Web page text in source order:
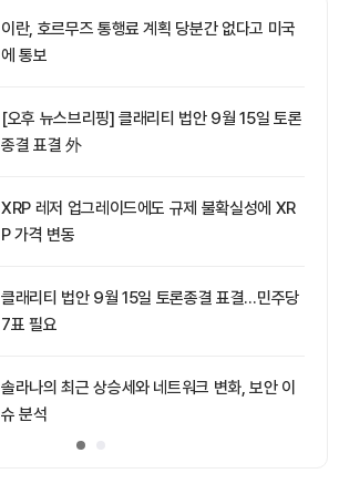
이란, 호르무즈 통행료 계획 당분간 없다고 미국
에 통보
[오후 뉴스브리핑] 클래리티 법안 9월 15일 토론
종결 표결 外
XRP 레저 업그레이드에도 규제 불확실성에 XR
P 가격 변동
클래리티 법안 9월 15일 토론종결 표결…민주당
7표 필요
솔라나의 최근 상승세와 네트워크 변화, 보안 이
슈 분석